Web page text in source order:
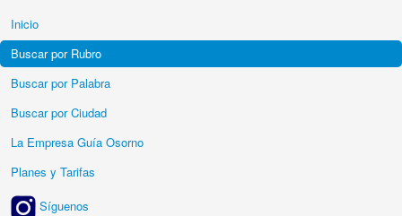
Inicio
Buscar por Rubro
Buscar por Palabra
Buscar por Ciudad
La Empresa Guía Osorno
Planes y Tarifas
Síguenos